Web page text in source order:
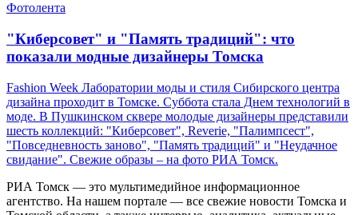
Фотолента
"Киберсовет" и "Память традиций": что
показали модные дизайнеры Томска
Fashion Week Лаборатории моды и стиля Сибирского центра
дизайна проходит в Томске. Суббота стала Днем технологий в
моде. В Пушкинском сквере молодые дизайнеры представили
шесть коллекций: "Киберсовет", Reverie, "Палимпсест",
"Повседневность заново", "Память традиций" и "Неудачное
свидание". Свежие образы – на фото РИА Томск.
РИА Томск — это мультимедийное информационное
агентство. На нашем портале — все свежие новости Томска и